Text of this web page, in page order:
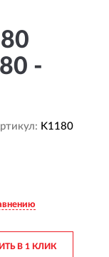
-
K1180
В 1 КЛИК